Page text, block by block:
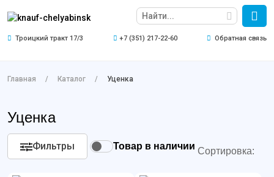
Троицкий тракт 17/3 +7 (351) 217-22-60 Обратная связь
Главная Каталог Уценка
Уценка
Фильтры Товар в наличии Сортировка: